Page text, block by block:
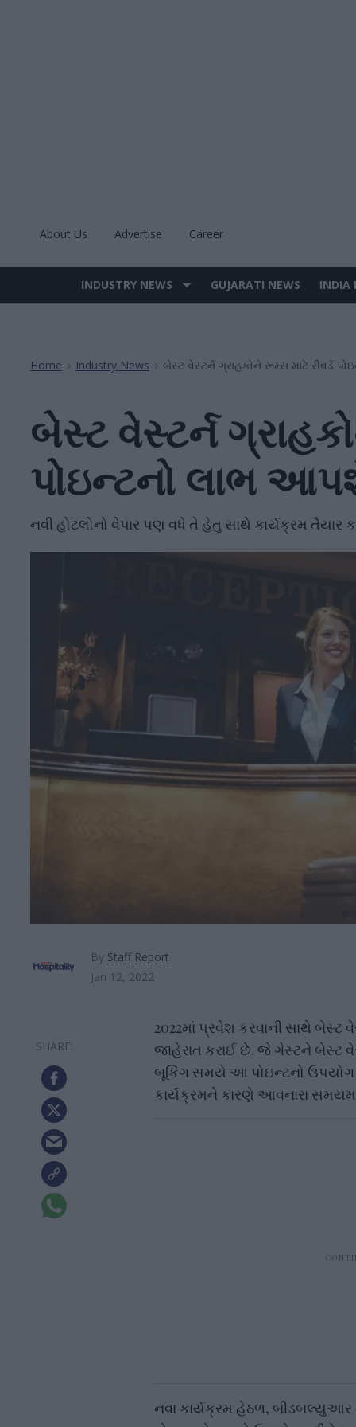
About Us Advertise Career
Site
INDUSTRY NEWS GUJARATI NEWS INDIA
Home > Industry News > બેસ્ટ વેસ્ટર્ન ગ્રાહકોને રૂમ્સ માટે રીવર્ડ
બેસ્ટ વેસ્ટર્ન
પોઇન્ટનો લાભ
નવી હોટલોનો વેપાર પણ વધે તે હેતુ સાથે કાર્યક્રમ તૈયાર
By Staff Report
Jan 12, 2022
2022માં પ્રવેશ કરવાની સાથે બેસ્ટ
જાહેરાત કરાઈ છે. જે ગેસ્ટને બેસ્ટ
બૂકિંગ સમયે આ પોઇન્ટનો ઉપયોગ
કાર્યક્રમને કારણે આવનારા
નવા કાર્યક્રમ હેઠળ,